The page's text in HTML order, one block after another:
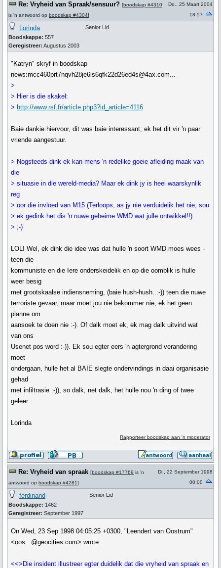
Re: Vryheid van Spraak/sensuur? [boodskap #4310
is 'n antwoord op boodskap #4304]
Do., 25 Maart 2004
18:57
Lorinda
Boodskappe: 557
Geregistreer: Augustus 2003
Senior Lid
"Katryn" skryf in boodskap
news:mcc460prt7nqvh28je6is6qfk22d26ed4s@4ax.com...
>
> Hier is die skakel:
> http://www.rsf.fr/article.php3?id_article=4116
Baie dankie hiervoor, dit was baie interessant; ek het dit vir 'n paar
vriende aangestuur.
> Nogsteeds dink ek kan mens 'n redelike goeie afleiding maak van
die
> situasie in die wereld-media? Maar ek dink jy is heel waarskynlik
reg
> oor die invloed van M15 (Terloops, as jy nie verduidelik het nie, sou
> ek gedink het dis 'n nuwe geheime WMD wat julle ontwikkel!!)
> ;-)
LOL! Wel, ek dink die idee was dat hulle 'n soort WMD moes wees -
teen die
kommuniste en die Iere onderskeidelik en op die oomblik is hulle
weer besig
met grootskaalse indiensneming, (baie hush-hush..:-)) teen die nuwe
terroriste gevaar, maar moet jou nie bekommer nie, ek het geen
planne om
aansoek te doen nie :-). Of dalk moet ek, ek mag dalk uitvind wat
van ons
Usenet pos word :-)). Ek sou egter eers 'n agtergrond verandering
moet
ondergaan, hulle het al BAIE slegte ondervindings in daai organisasie
gehad
met infiltrasie :-)), so dalk, net dalk, het hulle nou 'n ding of twee
geleer.
Lorinda
Rapporteer boodskap aan 'n moderator
Re: Vryheid van spraak [boodskap #17769 is 'n
antwoord op boodskap #4281]
Di., 22 September 1998
00:00
ferdinand
Boodskappe: 1462
Geregistreer: September 1997
Senior Lid
On Wed, 23 Sep 1998 04:05:25 +0300, "Leendert van Oostrum"
<oos...@geocities.com> wrote:
<<>Die insident illustreer egter duidelik dat die vryheid van spraak en